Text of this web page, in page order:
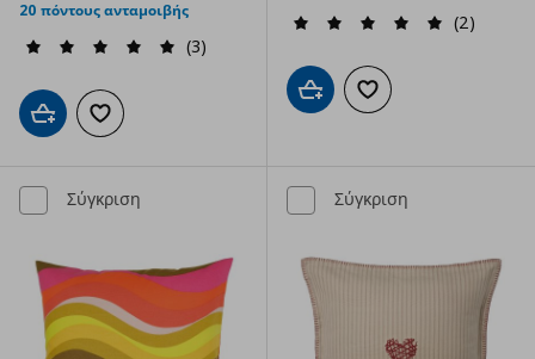
20 πόντους ανταμοιβής
(3)
Προσθήκη στο καλάθι
Προσθήκη στα αγαπημένα
(2)
Προσθήκη στο καλάθι
Προσθήκη στα
Σύγκριση Σύγκριση